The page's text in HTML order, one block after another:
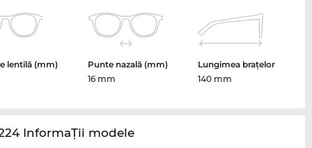
lentilă (mm)
Punte nazală (mm)
16 mm
Lungimea brațelor
140 mm
InformaŢii modele